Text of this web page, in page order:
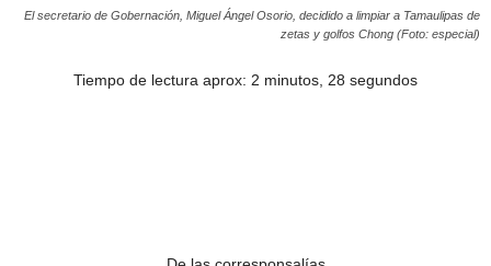
El secretario de Gobernación, Miguel Ángel Osorio, decidido a limpiar a Tamaulipas de
zetas y golfos Chong (Foto: especial)
Tiempo de lectura aprox: 2 minutos, 28 segundos